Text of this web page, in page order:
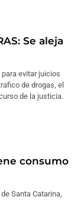
Se aleja
evitar juicios
de drogas, el
de la justicia.
consumo
Santa Catarina,